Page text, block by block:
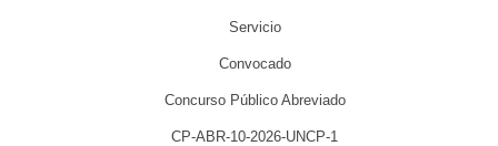
Servicio
Convocado
Concurso Público Abreviado
CP-ABR-10-2026-UNCP-1